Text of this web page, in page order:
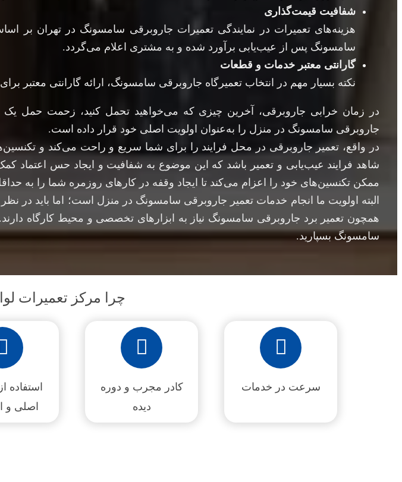
شفافیت قیمت‌گذاری
هزینه‌های تعمیرات در نمایندگی تعمیرات جاروبرقی سامسونگ در تهران
سامسونگ پس از عیب‌یابی برآورد شده و به مشتری اعلام می‌گردد.
گارانتی معتبر خدمات و قطعات
نکته بسیار مهم در انتخاب تعمیرگاه جاروبرقی سامسونگ، ارائه گارانتی
در زمان خرابی جاروبرقی، آخرین چیزی که می‌خواهید تحمل کنید، زحمت حمل
جاروبرقی سامسونگ در منزل را به‌عنوان اولویت اصلی خود قرار داده است.
در واقع، تعمیر جاروبرقی در محل فرایند را برای شما سریع و راحت می‌کند و
شاهد فرایند عیب‌یابی و تعمیر باشد که این موضوع به شفافیت و ایجاد حس اعتماد
ممکن تکنسین‌های خود را اعزام می‌کند تا ایجاد وقفه در کارهای روزمره شما را به
البته اولویت ما انجام خدمات تعمیر جاروبرقی سامسونگ در منزل است؛ اما باید در
همچون تعمیر برد جاروبرقی سامسونگ نیاز به ابزارهای تخصصی و محیط کارگاه
سامسونگ بسپارید.
چرا مرکز تعمیرات
سرعت در خدمات
کادر مجرب و دوره
دیده
استفاده
اصلی و